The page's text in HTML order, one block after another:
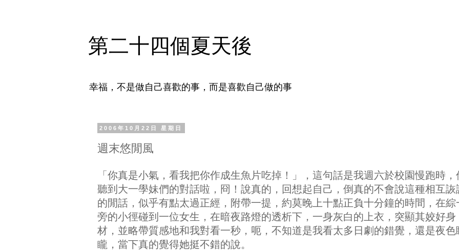
第二十四個夏天後
幸福，不是做自己喜歡的事，而是喜歡自己做的事
2006年10月22日 星期日
週末悠閒風
「你真是小氣，看我把你作成生魚片吃掉！」，這句話是我週六於校園慢跑時，
聽到大一學妹們的對話啦，冏！說真的，回想起自己，倒真的不會說這種相互詼
的閒話，似乎有點太過正經，附帶一提，約莫晚上十點正負十分鐘的時間，在綜
旁的小徑碰到一位女生，在暗夜路燈的透析下，一身灰白的上衣，突顯其姣好身
材，並略帶質感地和我對看一秒，呃，不知道是我看太多日劇的錯覺，還是夜色
矓，當下真的覺得她挺不錯的說。